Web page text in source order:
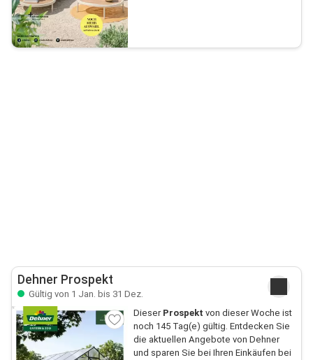
Dehner Prospekt
Gültig von 1 Jan. bis 31 Dez.
Dieser Prospekt von dieser Woche ist
noch 145 Tag(e) gültig. Entdecken Sie
die aktuellen Angebote von Dehner
und sparen Sie bei Ihren Einkäufen bei